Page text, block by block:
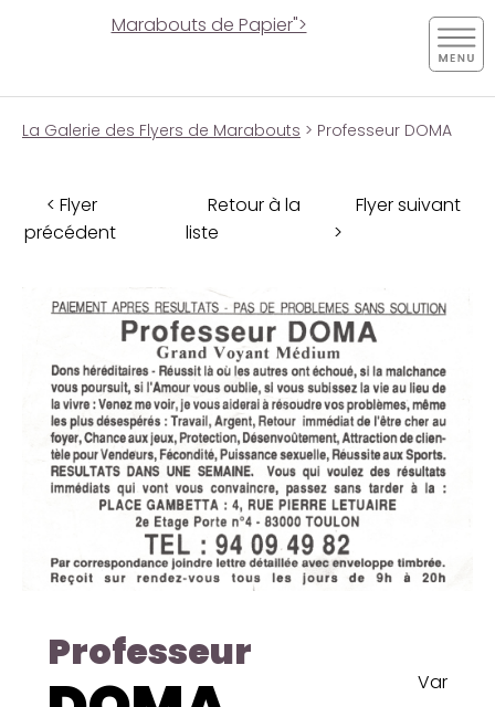
Marabouts de Papier">
La Galerie des Flyers de Marabouts > Professeur DOMA
< Flyer
précédent
Retour à la
liste
Flyer suivant
>
Professeur
Var